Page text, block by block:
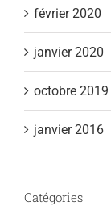
février 2020
janvier 2020
octobre 2019
janvier 2016
Catégories